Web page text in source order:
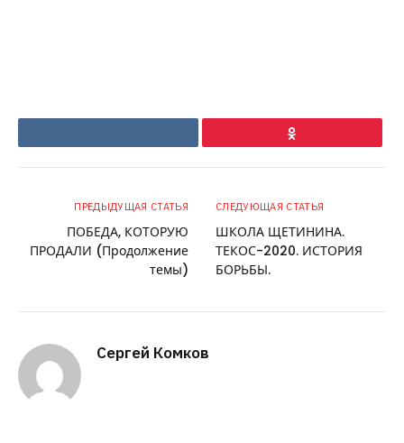
Ok
ПРЕДЫДУЩАЯ СТАТЬЯ
ПОБЕДА, КОТОРУЮ
ПРОДАЛИ (Продолжение
темы)
СЛЕДУЮЩАЯ СТАТЬЯ
ШКОЛА ЩЕТИНИНА.
ТЕКОС-2020. ИСТОРИЯ
БОРЬБЫ.
Сергей Комков